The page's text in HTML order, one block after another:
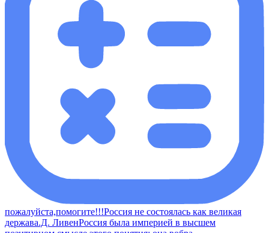
пожалуйста,помогите!!!Россия не состоялась как великая
держава.Д. ЛивенРоссия была империей в высшем